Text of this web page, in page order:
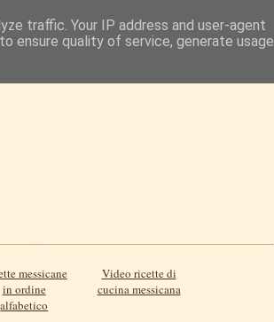
messicane
in ordine
alfabetico
Video ricette di
cucina messicana
traffic. Your IP address and user-agent
ensure quality of service, generate usage